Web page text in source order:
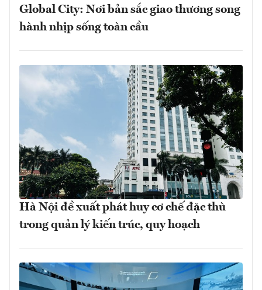
Global City: Nơi bản sắc giao thương song
hành nhịp sống toàn cầu
Hà Nội đề xuất phát huy cơ chế đặc thù
trong quản lý kiến trúc, quy hoạch